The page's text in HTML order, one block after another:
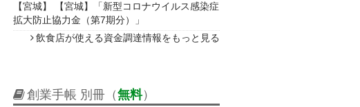
【宮城】 【宮城】「新型コロナウイルス感染症
拡大防止協力金（第7期分）」
飲食店が使える資金調達情報をもっと見る
創業手帳 別冊（無料）